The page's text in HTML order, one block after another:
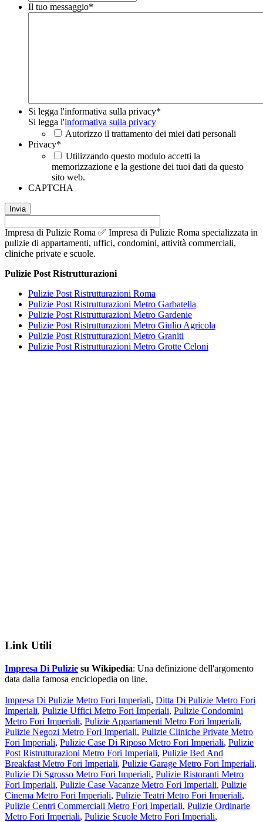
Il tuo messaggio*
Si legga l'informativa sulla privacy*
Si legga l'informativa sulla privacy
Autorizzo il trattamento dei miei dati personali
Privacy*
Utilizzando questo modulo accetti la
memorizzazione e la gestione dei tuoi dati da questo
sito web.
CAPTCHA
Impresa di Pulizie Roma ✅ Impresa di Pulizie Roma specializzata in
pulizie di appartamenti, uffici, condomini, attività commerciali,
cliniche private e scuole.
Pulizie Post Ristrutturazioni
Pulizie Post Ristrutturazioni Roma
Pulizie Post Ristrutturazioni Metro Garbatella
Pulizie Post Ristrutturazioni Metro Gardenie
Pulizie Post Ristrutturazioni Metro Giulio Agricola
Pulizie Post Ristrutturazioni Metro Graniti
Pulizie Post Ristrutturazioni Metro Grotte Celoni
Link Utili
Impresa Di Pulizie su Wikipedia: Una definizione dell'argomento
data dalla famosa enciclopedia on line.
Impresa Di Pulizie Metro Fori Imperiali, Ditta Di Pulizie Metro Fori
Imperiali, Pulizie Uffici Metro Fori Imperiali, Pulizie Condomini
Metro Fori Imperiali, Pulizie Appartamenti Metro Fori Imperiali,
Pulizie Negozi Metro Fori Imperiali, Pulizie Cliniche Private Metro
Fori Imperiali, Pulizie Case Di Riposo Metro Fori Imperiali, Pulizie
Post Ristrutturazioni Metro Fori Imperiali, Pulizie Bed And
Breakfast Metro Fori Imperiali, Pulizie Garage Metro Fori Imperiali,
Pulizie Di Sgrosso Metro Fori Imperiali, Pulizie Ristoranti Metro
Fori Imperiali, Pulizie Case Vacanze Metro Fori Imperiali, Pulizie
Cinema Metro Fori Imperiali, Pulizie Teatri Metro Fori Imperiali,
Pulizie Centri Commerciali Metro Fori Imperiali, Pulizie Ordinarie
Metro Fori Imperiali, Pulizie Scuole Metro Fori Imperiali,